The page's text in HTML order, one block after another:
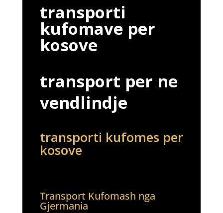
transporti
kufomave per
kosove
transport per ne
vendlindje
transporti kufomes per
kosove
Transport Kufomash nga
Gjermania